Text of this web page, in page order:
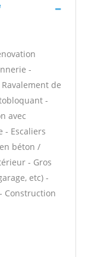
-
de
-
avec
- Escaliers
béton /
- Gros
etc) -
Construction